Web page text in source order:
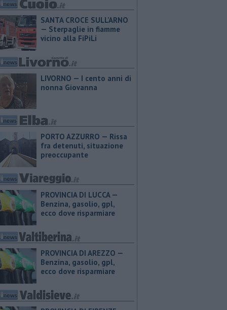
SANTA CROCE SULL'ARNO
— Sterpaglie in fiamme
vicino alla FiPiLi
LIVORNO — I cento anni di
nonna Giovanna
PORTO AZZURRO — Rissa
fra detenuti, situazione
preoccupante
PROVINCIA DI LUCCA — ​
Benzina, gasolio, gpl,
ecco dove risparmiare
PROVINCIA DI AREZZO — ​
Benzina, gasolio, gpl,
ecco dove risparmiare